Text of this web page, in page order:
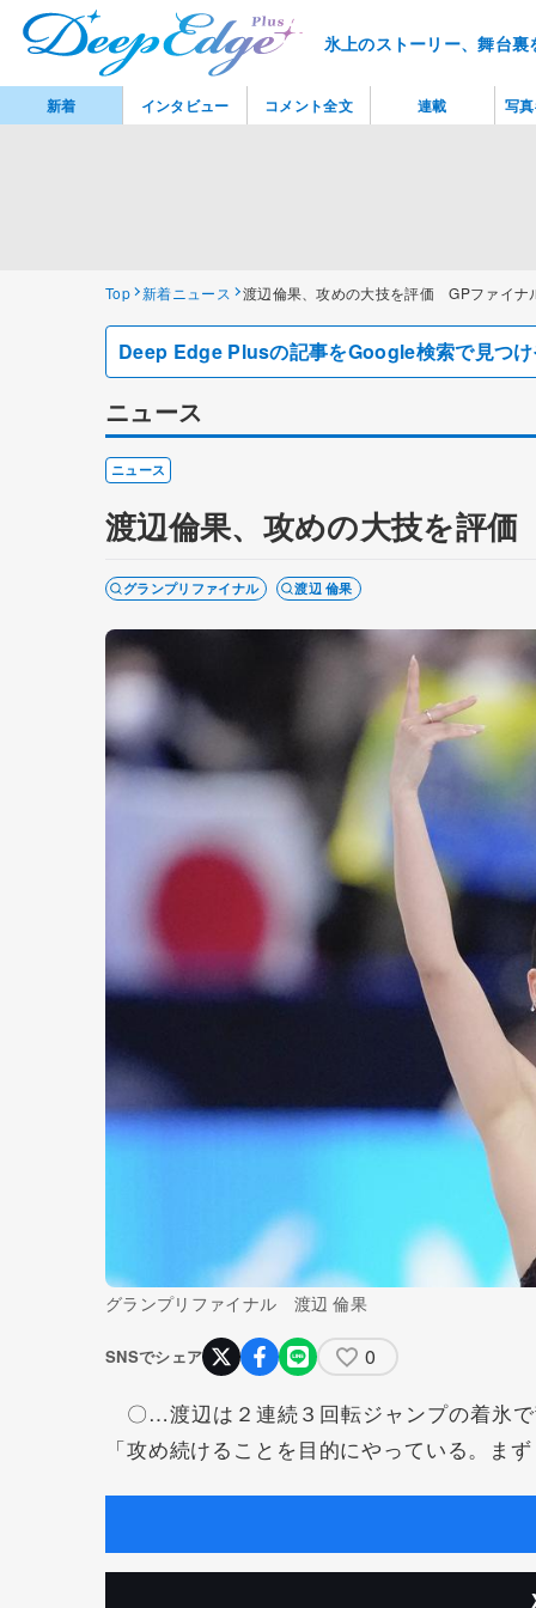
氷上のストーリー、舞台
Top 新着ニュース 渡辺倫果、攻めの大技を評価 GPファイナ
Deep Edge Plusの記事をGoogle検索で見つ
ニュース
ニュース
渡辺倫果、攻めの大技を評
グランプリファイナル 渡辺 倫果
グランプリファイナル 渡辺 倫果
SNSでシェア 0
〇…渡辺は２連続３回転ジャンプの着氷
「攻め続けることを目的にやっている。ま
新着 インタビュー コメント全文 連載 写